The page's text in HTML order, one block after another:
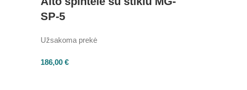
SP-5
Užsakoma prekė
186,00€